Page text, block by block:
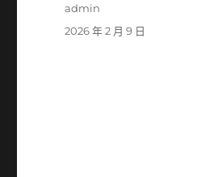
作
admin
發
2026 年 2 月 9 日